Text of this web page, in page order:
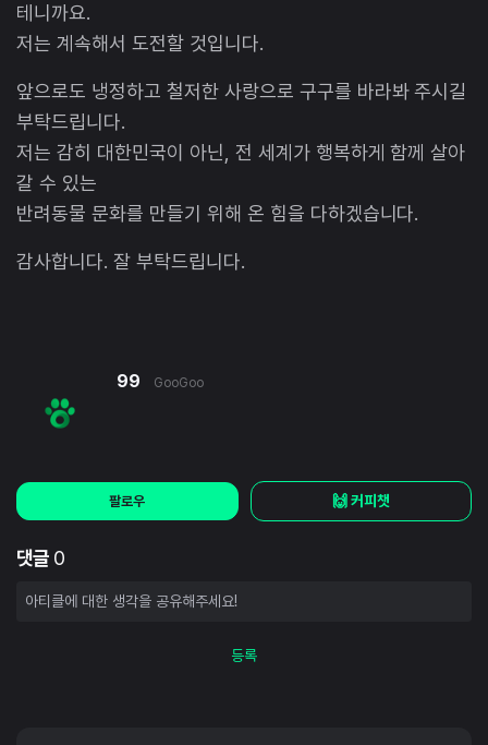
테니까요.
저는 계속해서 도전할 것입니다.
앞으로도 냉정하고 철저한 사랑으로 구구를 바라봐 주시길
부탁드립니다.
저는 감히 대한민국이 아닌, 전 세계가 행복하게 함께 살아
갈 수 있는
반려동물 문화를 만들기 위해 온 힘을 다하겠습니다.
감사합니다. 잘 부탁드립니다.
99 GooGoo
팔로우 🙌 커피챗
댓글 0
등록